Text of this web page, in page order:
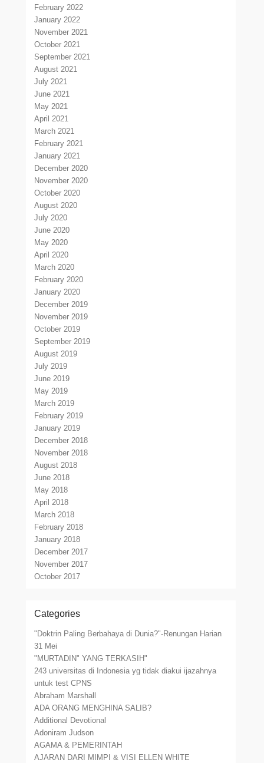
February 2022
January 2022
November 2021
October 2021
September 2021
August 2021
July 2021
June 2021
May 2021
April 2021
March 2021
February 2021
January 2021
December 2020
November 2020
October 2020
August 2020
July 2020
June 2020
May 2020
April 2020
March 2020
February 2020
January 2020
December 2019
November 2019
October 2019
September 2019
August 2019
July 2019
June 2019
May 2019
March 2019
February 2019
January 2019
December 2018
November 2018
August 2018
June 2018
May 2018
April 2018
March 2018
February 2018
January 2018
December 2017
November 2017
October 2017
Categories
"Doktrin Paling Berbahaya di Dunia?"-Renungan Harian
31 Mei
"MURTADIN" YANG TERKASIH"
243 universitas di Indonesia yg tidak diakui ijazahnya
untuk test CPNS
Abraham Marshall
ADA ORANG MENGHINA SALIB?
Additional Devotional
Adoniram Judson
AGAMA & PEMERINTAH
AJARAN DARI MIMPI & VISI ELLEN WHITE